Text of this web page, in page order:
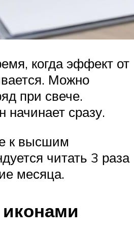
когда эффект от
Можно
при свече.
начинает сразу.
к высшим
читать 3 раза
месяца.